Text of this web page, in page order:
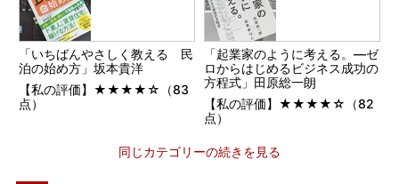
「いちばんやさしく教える 民
泊の始め方」坂本貴洋
【私の評価】★★★★☆（83
点）
「起業家のように考える。―ゼ
ロからはじめるビジネス成功の
方程式」田原総一朗
【私の評価】★★★★☆（82
点）
同じカテゴリーの続きを見る